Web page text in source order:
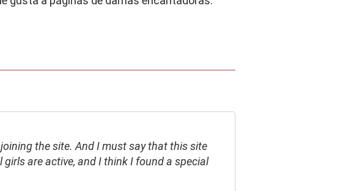
the site. And I must say that this site
are active, and I think I found a special